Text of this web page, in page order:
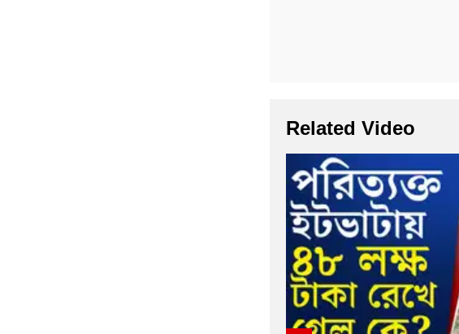
Related Video